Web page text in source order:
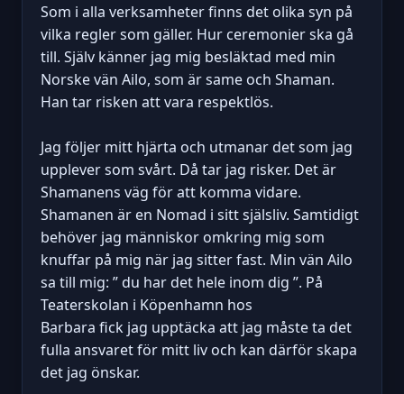
Som i alla verksamheter finns det olika syn på
vilka regler som gäller. Hur ceremonier ska gå
till. Själv känner jag mig besläktad med min
Norske vän Ailo, som är same och Shaman.
Han tar risken att vara respektlös.
Jag följer mitt hjärta och utmanar det som jag
upplever som svårt. Då tar jag risker. Det är
Shamanens väg för att komma vidare.
Shamanen är en Nomad i sitt själsliv. Samtidigt
behöver jag människor omkring mig som
knuffar på mig när jag sitter fast. Min vän Ailo
sa till mig: ” du har det hele inom dig ”. På
Teaterskolan i Köpenhamn hos
Barbara fick jag upptäcka att jag måste ta det
fulla ansvaret för mitt liv och kan därför skapa
det jag önskar.